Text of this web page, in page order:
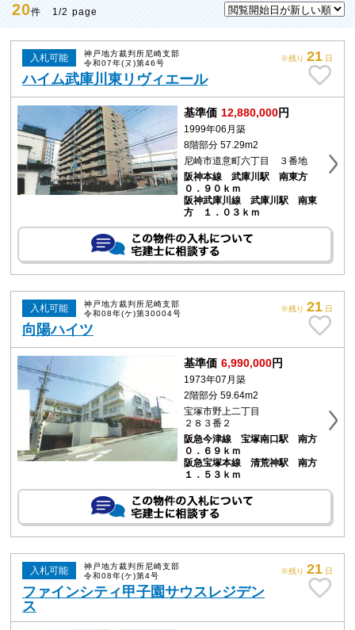
20件 1/2 page
入札可能
神戸地方裁判所尼崎支部
令和07年(ヌ)第46号
ハイム武庫川東リヴィエール
※残り21 日
基準価 12,880,000円
1999年06月築
8階部分 57.29m2
尼崎市道意町六丁目 ３番地
阪神本線 武庫川駅 南東方
０．９０ｋｍ
阪神武庫川線 武庫川駅 南東
方 １．０３ｋｍ
入札可能
神戸地方裁判所尼崎支部
令和08年(ケ)第30004号
向陽ハイツ
※残り21 日
基準価 6,990,000円
1973年07月築
2階部分 59.64m2
宝塚市野上二丁目
２８３番２
阪急今津線 宝塚南口駅 南方
０．６９ｋｍ
阪急宝塚本線 清荒神駅 南方
１．５３ｋｍ
入札可能
神戸地方裁判所尼崎支部
令和08年(ケ)第4号
ファインシティ甲子園サウスレジデン
ス
※残り21 日